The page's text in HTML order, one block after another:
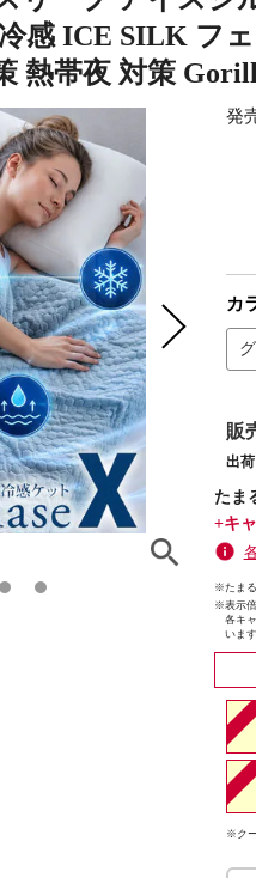
感 ICE SILK フ
熱帯夜 対策
発
カ
販
出荷
たま
+キ
※たまる
※表示
各キ
います
※ク